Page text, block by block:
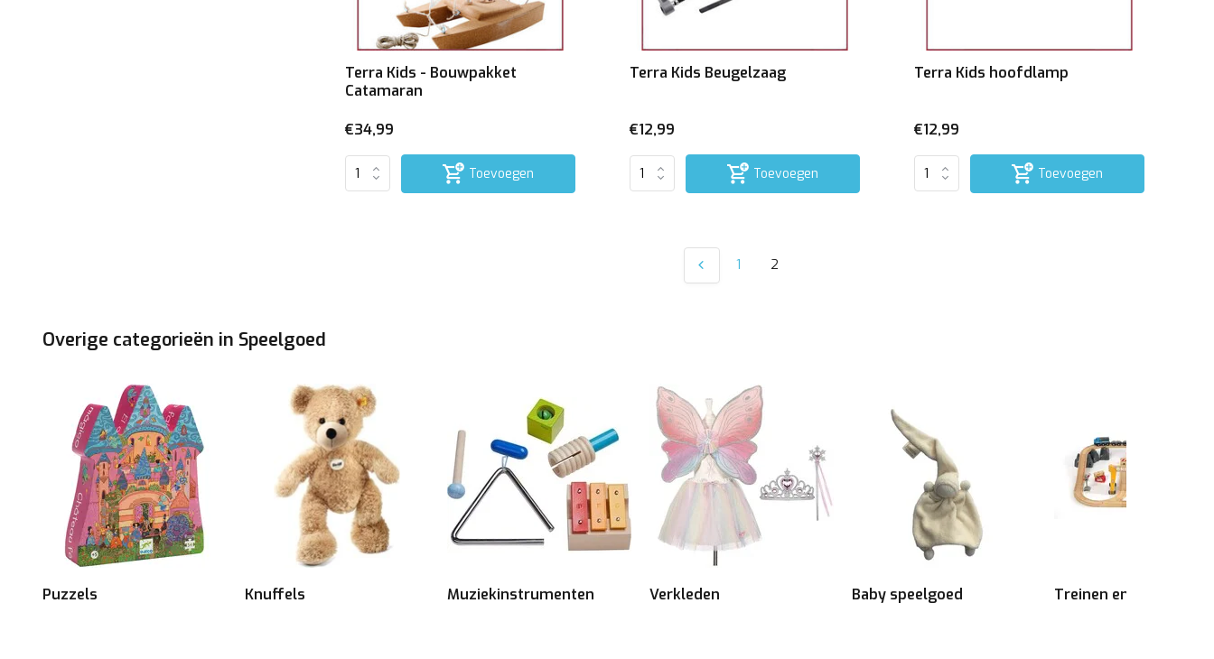
Terra Kids - Bouwpakket
Catamaran
€34,99
Toevoegen
Terra Kids Beugelzaag
€12,99
Toevoegen
Terra Kids hoofdlamp
€12,99
Toevoegen
1 2
Overige categorieën in Speelgoed
Puzzels Knuffels Muziekinstrumenten Verkleden Baby speelgoed Treinen en voertuigen